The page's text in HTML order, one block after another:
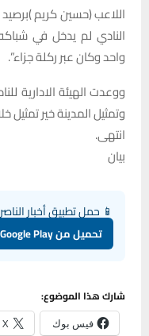
النادي لم يدخل في
واحد وكان عبر ركلة جزاء”.
ووعدت الهيئة الادارية
وتمثيل المدينة خير تمثيل
انتهى.
بيان
📱 حمل تطبيق أخبار
تحميل من Google Play
شارك هذا الموضوع:
فيس بوك X